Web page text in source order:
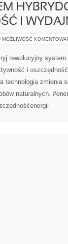
I
MOŻLIWOŚĆ
rewolucyjny
i
technologia zmienia
naturalnych.